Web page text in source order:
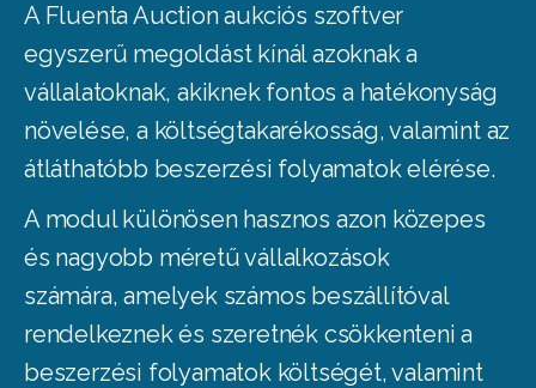
A Fluenta Auction aukciós szoftver
egyszerű megoldást kínál azoknak a
vállalatoknak,akiknek fontos a hatékonyság
növelése, a költségtakarékosság, valamint az
átláthatóbb beszerzési folyamatok elérése.
A modul különösen hasznos azon közepes
és nagyobb méretű vállalkozások
számára,amelyek számos beszállítóval
rendelkeznek és szeretnék csökkenteni a
beszerzési folyamatok költségét, valamint